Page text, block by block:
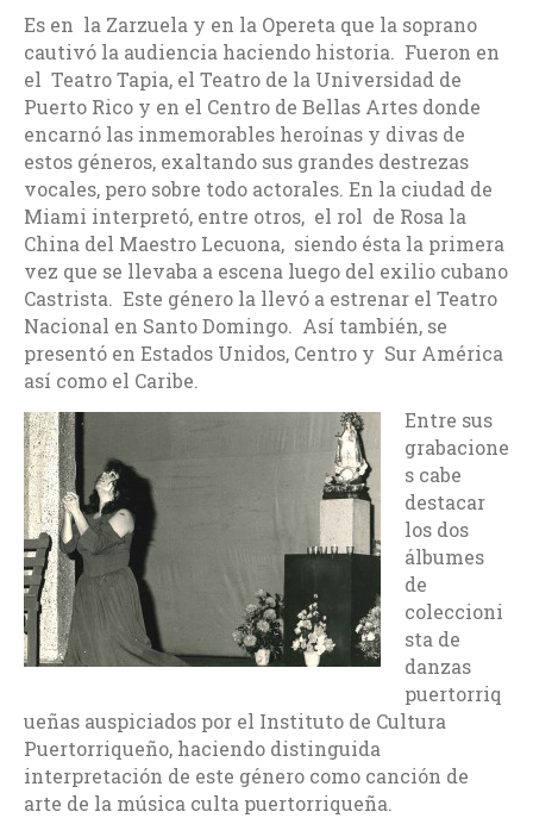
Es en la Zarzuela y en la Opereta que la soprano
cautivó la audiencia haciendo historia. Fueron en
el Teatro Tapia, el Teatro de la Universidad de
Puerto Rico y en el Centro de Bellas Artes donde
encarnó las inmemorables heroínas y divas de
estos géneros, exaltando sus grandes destrezas
vocales, pero sobre todo actorales. En la ciudad de
Miami interpretó, entre otros, el rol de Rosa la
China del Maestro Lecuona, siendo ésta la primera
vez que se llevaba a escena luego del exilio cubano
Castrista. Este género la llevó a estrenar el Teatro
Nacional en Santo Domingo. Así también, se
presentó en Estados Unidos, Centro y Sur América
así como el Caribe.
Entre sus
grabacione
s cabe
destacar
los dos
álbumes
de
coleccioni
sta de
danzas
puertorriq
ueñas auspiciados por el Instituto de Cultura
Puertorriqueño, haciendo distinguida
interpretación de este género como canción de
arte de la música culta puertorriqueña.